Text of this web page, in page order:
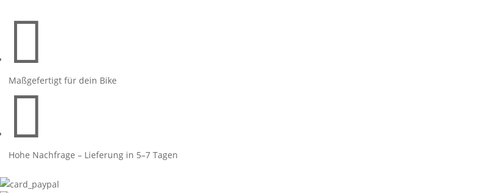

Maßgefertigt für dein Bike

Hohe Nachfrage – Lieferung in 5–7 Tagen